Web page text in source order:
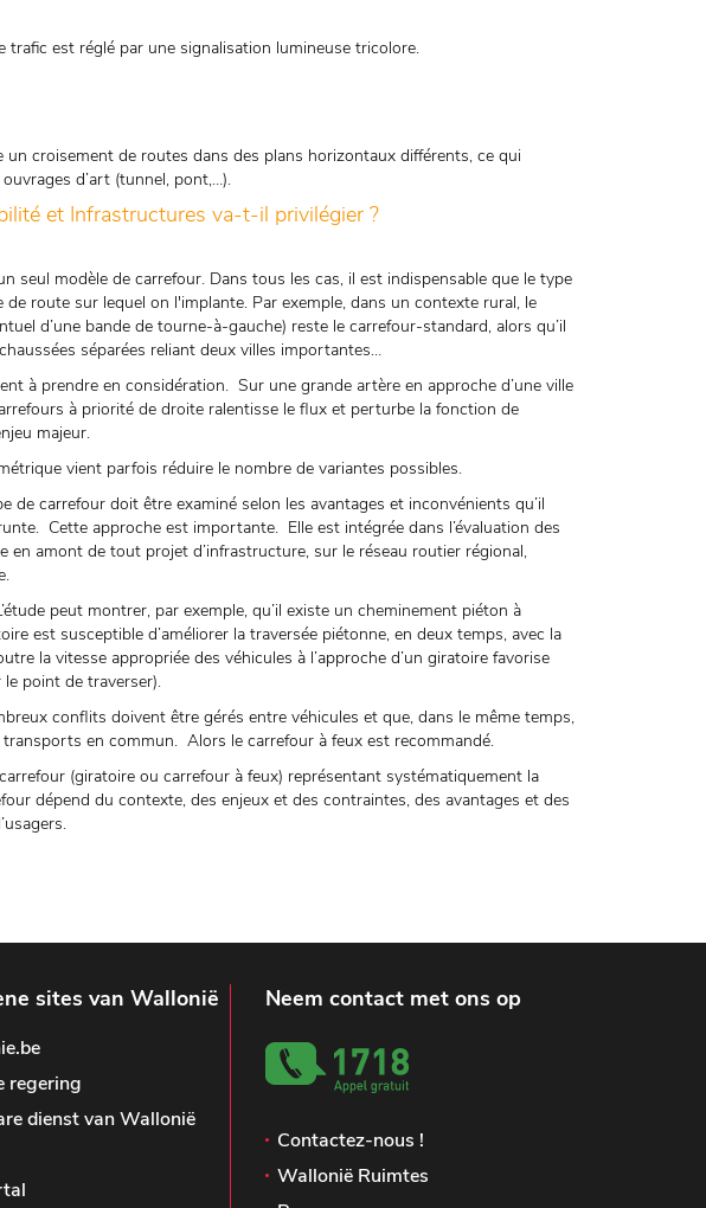
trafic est réglé par une signalisation lumineuse tricolore.
un croisement de routes dans des plans horizontaux différents, ce qui
d’art (tunnel, pont,…).
et Infrastructures va-t-il privilégier ?
seul modèle de carrefour. Dans tous les cas, il est indispensable que le type
route sur lequel on l'implante. Par exemple, dans un contexte rural, le
d’une bande de tourne-à-gauche) reste le carrefour-standard, alors qu’il
séparées reliant deux villes importantes…
à prendre en considération. Sur une grande artère en approche d’une ville
à priorité de droite ralentisse le flux et perturbe la fonction de
majeur.
vient parfois réduire le nombre de variantes possibles.
de carrefour doit être examiné selon les avantages et inconvénients qu’il
Cette approche est importante. Elle est intégrée dans l’évaluation des
en amont de tout projet d’infrastructure, sur le réseau routier régional,
peut montrer, par exemple, qu’il existe un cheminement piéton à
est susceptible d’améliorer la traversée piétonne, en deux temps, avec la
la vitesse appropriée des véhicules à l’approche d’un giratoire favorise
point de traverser).
conflits doivent être gérés entre véhicules et que, dans le même temps,
en commun. Alors le carrefour à feux est recommandé.
(giratoire ou carrefour à feux) représentant systématiquement la
dépend du contexte, des enjeux et des contraintes, des avantages et des
sites van Wallonië
regering
dienst van Wallonië
Neem contact met ons op
Contactez-nous !
Wallonië Ruimtes